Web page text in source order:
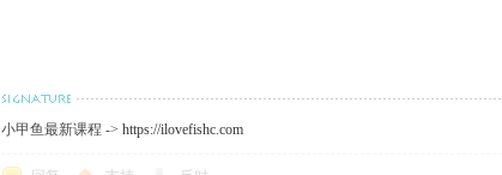
小甲鱼最新课程 ->https://ilovefishc.com